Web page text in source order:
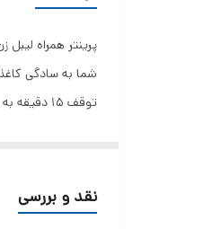
نوع چاپ
می‌کند که می‌تواند
پرینت لیبل و
نقد و بررسی